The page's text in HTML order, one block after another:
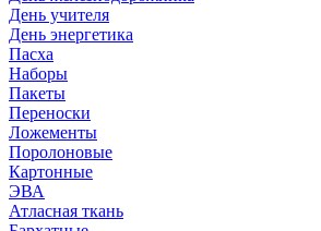
День учителя
День энергетика
Пасха
Наборы
Пакеты
Переноски
Ложементы
Поролоновые
Картонные
ЭВА
Атласная ткань